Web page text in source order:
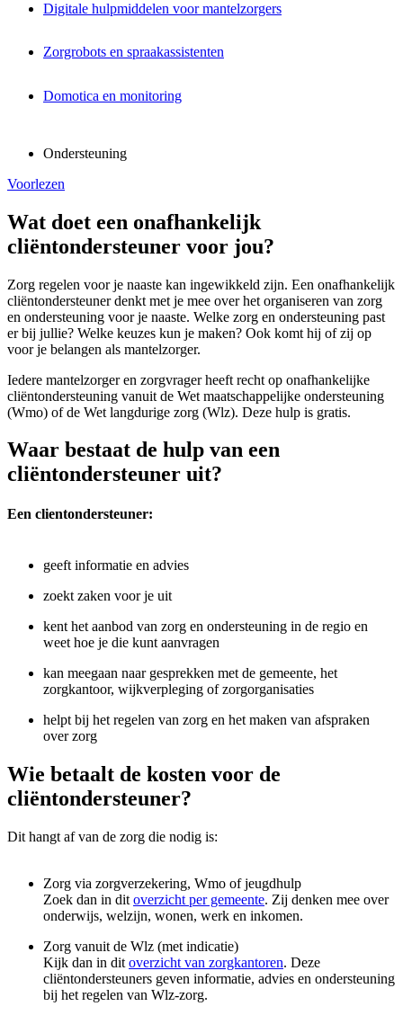
Digitale hulpmiddelen voor mantelzorgers
Zorgrobots en spraakassistenten
Domotica en monitoring
Ondersteuning
Voorlezen
Wat doet een onafhankelijk
cliëntondersteuner voor jou?
Zorg regelen voor je naaste kan ingewikkeld zijn. Een onafhankelijk
cliëntondersteuner denkt met je mee over het organiseren van zorg
en ondersteuning voor je naaste. Welke zorg en ondersteuning past
er bij jullie? Welke keuzes kun je maken? Ook komt hij of zij op
voor je belangen als mantelzorger.
Iedere mantelzorger en zorgvrager heeft recht op onafhankelijke
cliëntondersteuning vanuit de Wet maatschappelijke ondersteuning
(Wmo) of de Wet langdurige zorg (Wlz). Deze hulp is gratis.
Waar bestaat de hulp van een
cliëntondersteuner uit?
Een clientondersteuner:
geeft informatie en advies
zoekt zaken voor je uit
kent het aanbod van zorg en ondersteuning in de regio en
weet hoe je die kunt aanvragen
kan meegaan naar gesprekken met de gemeente, het
zorgkantoor, wijkverpleging of zorgorganisaties
helpt bij het regelen van zorg en het maken van afspraken
over zorg
Wie betaalt de kosten voor de
cliëntondersteuner?
Dit hangt af van de zorg die nodig is:
Zorg via zorgverzekering, Wmo of jeugdhulp
Zoek dan in dit overzicht per gemeente. Zij denken mee over
onderwijs, welzijn, wonen, werk en inkomen.
Zorg vanuit de Wlz (met indicatie)
Kijk dan in dit overzicht van zorgkantoren. Deze
cliëntondersteuners geven informatie, advies en ondersteuning
bij het regelen van Wlz-zorg.